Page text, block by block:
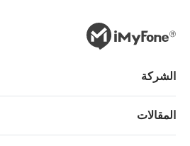
الشركة
المقالات